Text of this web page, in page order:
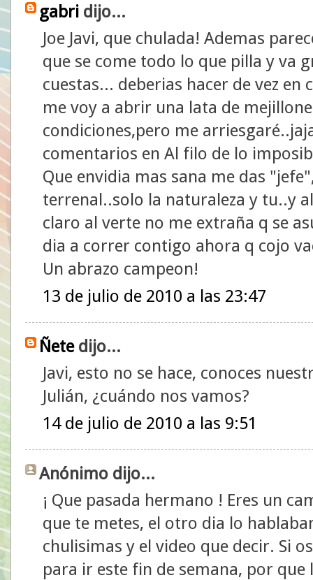
gabri dijo...
Joe Javi, que chulada! Ademas
que se come todo lo que pilla y va
cuestas... deberias hacer de vez
me voy a abrir una lata de
condiciones,pero me
comentarios en Al filo de lo
Que envidia mas sana me das
terrenal..solo la naturaleza y tu..y
claro al verte no me extraña q se
dia a correr contigo ahora q cojo
Un abrazo campeon!
13 de julio de 2010 a las 23:47
Ñetedijo...
Javi, esto no se hace, conoces
Julián, ¿cuándo nos vamos?
14 de julio de 2010 a las 9:51
Anónimo dijo...
¡ Que pasada hermano ! Eres un
que te metes, el otro dia lo
chulisimas y el video que decir. Si
para ir este fin de semana, por